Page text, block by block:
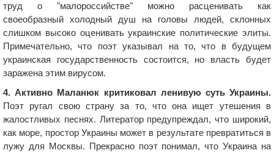
труд о "малороссийстве" можно расценивать как
своеобразный холодный душ на головы людей, склонных
слишком высоко оценивать украинские политические элиты.
Примечательно, что поэт указывал на то, что в будущем
украинская государственность состоится, но власть будет
заражена этим вирусом.
4. Активно Маланюк критиковал ленивую суть Украины.
Поэт ругал свою страну за то, что она ищет утешения в
жалостливых песнях. Литератор предупреждал, что широкий,
как море, простор Украины может в результате превратиться в
лужу для Москвы. Прекрасно поэт понимал, что Украина на